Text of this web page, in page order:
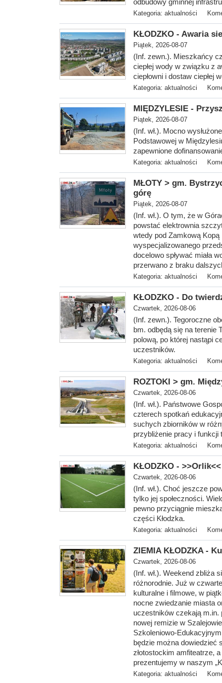
odbudowy gminnej
Kategoria: aktualności
KŁODZKO - Awaria
Piątek, 2026-08-07
(Inf. zewn.). Mieszkańcy
ciepłej wody w związku z
ciepłowni i dostaw ciepłej
Kategoria: aktualności
MIĘDZYLESIE -
Piątek, 2026-08-07
(Inf. wł.). Mocno
Podstawowej w
zapewnione
Kategoria: aktualności
MŁOTY > gm.
górę
Piątek, 2026-08-07
(Inf. wł.). O tym, że w
powstać elektrownia
wtedy pod Zamkową
wyspecjalizowanego
docelowo spływać miała
przerwano z braku
Kategoria: aktualności
KŁODZKO - Do
Czwartek, 2026-08-06
(Inf. zewn.). Tegoroczne
bm. odbędą się na terenie
polową, po której nastąpi
uczestników.
Kategoria: aktualności
ROZTOKI > gm.
Czwartek, 2026-08-06
(Inf. wł.). Państwowe
czterech spotkań
suchych zbiorników w
przybliżenie pracy i funkcji
Kategoria: aktualności
KŁODZKO -
Czwartek, 2026-08-06
(Inf. wł.). Choć jeszcze
tylko jej społeczności.
pewno przyciągnie
części Kłodzka.
Kategoria: aktualności
ZIEMIA KŁODZKA -
Czwartek, 2026-08-06
(Inf. wł.). Weekend zbliża
różnorodnie. Już w
kulturalne i filmowe, w
nocne zwiedzanie miasta
uczestników czekają m.in.
nowej remizie w
Szkoleniowo-
będzie można dowiedzieć
złotostockim amfiteatrze,
prezentujemy w naszym
Kategoria: aktualności